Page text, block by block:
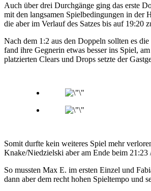
Auch über drei Durchgänge ging das erste
mit den langsamen Spielbedingungen in der
die aber im Verlauf des Satzes bis auf 19:20
Nach dem 1:2 aus den Doppeln sollten es
fand ihre Gegnerin etwas besser ins Spiel,
platzierten Clears und Drops setzte der
Somit durfte kein weiteres Spiel mehr
Knake/Niedzielski aber am Ende beim 21:23
So mussten Max E. im ersten Einzel und
dann aber dem recht hohen Spieltempo und